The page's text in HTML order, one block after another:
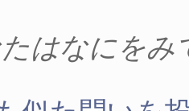
たはなにを